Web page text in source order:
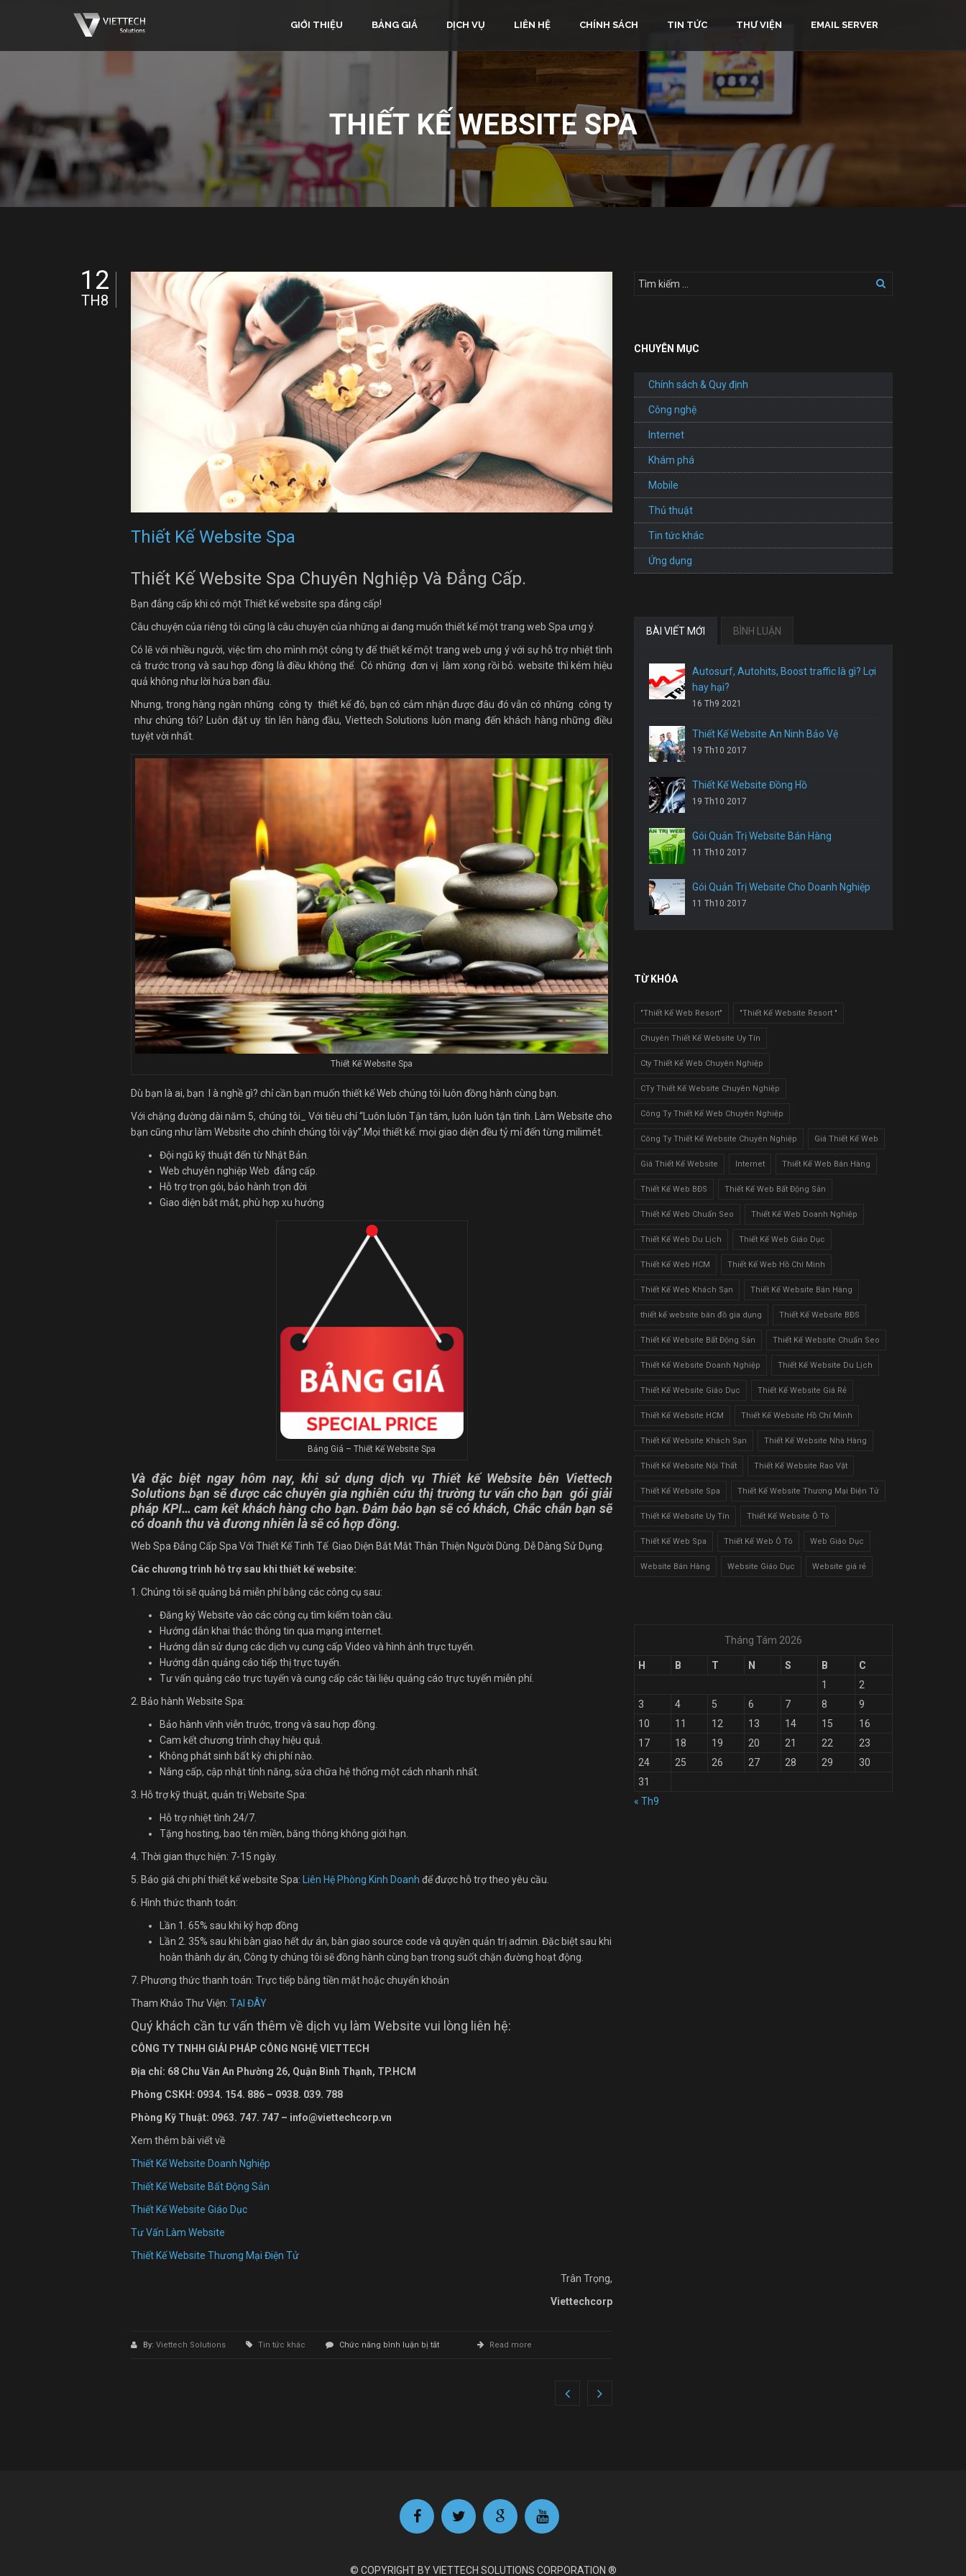
GIỚI THIỆU BẢNG GIÁ DỊCH VỤ LIÊN HỆ CHÍNH SÁCH TIN TỨC THƯ VIỆN EMAIL SERVER
THIẾT KẾ WEBSITE SPA
Thiết Kế Website Spa
12
TH8
Thiết Kế Website Spa Chuyên Nghiệp Và Đẳng Cấp.
Bạn đẳng cấp khi có một Thiết kế website spa đẳng cấp!
Câu chuyện của riêng tôi cũng là câu chuyện của những ai đang muốn thiết kế một trang web Spa ưng ý.
Có lẽ với nhiều người, việc tìm cho mình một công ty để thiết kế một trang web ưng ý với sự hỗ trợ nhiệt tình
cả trước trong và sau hợp đồng là điều không thể. Có những đơn vị làm xong rồi bỏ. website thì kém hiệu
quả không như lời hứa ban đầu.
Nhưng, trong hàng ngàn những công ty thiết kế đó, bạn có cảm nhận được đâu đó vẫn có những công ty
như chúng tôi? Luôn đặt uy tín lên hàng đầu, Viettech Solutions luôn mang đến khách hàng những điều
tuyệt vời nhất.
Thiết Kế Website Spa
Dù bạn là ai, bạn l à nghề gì? chỉ cần bạn muốn thiết kế Web chúng tôi luôn đồng hành cùng bạn.
Với chặng đường dài năm 5, chúng tôi_ Với tiêu chí “Luôn luôn Tận tâm, luôn luôn tận tình. Làm Website cho
bạn cũng như làm Website cho chính chúng tôi vậy”.Mọi thiết kế. mọi giao diện đều tỷ mỉ đến từng milimét.
Đội ngũ kỹ thuật đến từ Nhật Bản.
Web chuyên nghiệp Web đẳng cấp.
Hỗ trợ trọn gói, bảo hành trọn đời
Giao diện bắt mắt, phù hợp xu hướng
Bảng Giá – Thiết Kế Website Spa
Và đặc biệt ngay hôm nay, khi sử dụng dịch vụ Thiết kế Website bên Viettech
Solutions bạn sẽ được các chuyên gia nghiên cứu thị trường tư vấn cho bạn gói giải
pháp KPI… cam kết khách hàng cho bạn. Đảm bảo bạn sẽ có khách, Chắc chắn bạn sẽ
có doanh thu và đương nhiên là sẽ có hợp đồng.
Web Spa Đẳng Cấp Spa Với Thiết Kế Tinh Tế. Giao Diện Bắt Mắt Thân Thiện Người Dùng. Dễ Dàng Sử Dụng.
Các chương trình hỗ trợ sau khi thiết kế website:
1. Chúng tôi sẽ quảng bá miễn phí bằng các công cụ sau:
Đăng ký Website vào các công cụ tìm kiếm toàn cầu.
Hướng dẫn khai thác thông tin qua mạng internet.
Hướng dẫn sử dụng các dịch vụ cung cấp Video và hình ảnh trực tuyến.
Hướng dẫn quảng cáo tiếp thị trực tuyến.
Tư vấn quảng cáo trực tuyến và cung cấp các tài liệu quảng cáo trực tuyến miễn phí.
2. Bảo hành Website Spa:
Bảo hành vĩnh viễn trước, trong và sau hợp đồng.
Cam kết chương trình chạy hiệu quả.
Không phát sinh bất kỳ chi phí nào.
Nâng cấp, cập nhật tính năng, sửa chữa hệ thống một cách nhanh nhất.
3. Hỗ trợ kỹ thuật, quản trị Website Spa:
Hỗ trợ nhiệt tình 24/7.
Tặng hosting, bao tên miền, băng thông không giới hạn.
4. Thời gian thực hiện: 7-15 ngày.
5. Báo giá chi phí thiết kế website Spa:
Liên Hệ Phòng Kinh Doanh để được hỗ trợ theo yêu cầu.
6. Hình thức thanh toán:
Lần 1. 65% sau khi ký hợp đồng
Lần 2. 35% sau khi bàn giao hết dự án, bàn giao source code và quyền quản trị admin. Đặc biệt sau khi
hoàn thành dự án, Công ty chúng tôi sẽ đồng hành cùng bạn trong suốt chặn đường hoạt động.
7. Phương thức thanh toán: Trực tiếp bằng tiền mặt hoặc chuyển khoản
Tham Khảo Thư Viện: TẠI ĐÂY
Quý khách cần tư vấn thêm về dịch vụ làm Website vui lòng liên hệ:
CÔNG TY TNHH GIẢI PHÁP CÔNG NGHỆ VIETTECH
Địa chỉ: 68 Chu Văn An Phường 26, Quận Bình Thạnh, TP.HCM
Phòng CSKH: 0934. 154. 886 – 0938. 039. 788
Phòng Kỹ Thuật: 0963. 747. 747 – info@viettechcorp.vn
Xem thêm bài viết về
Thiết Kế Website Doanh Nghiệp
Thiết Kế Website Bất Động Sản
Thiết Kế Website Giáo Dục
Tư Vấn Làm Website
Thiết Kế Website Thương Mại Điện Tử
Trân Trọng,
Viettechcorp
By: Viettech Solutions Tin tức khác Chức năng bình luận bị tắtở
Read more
CHUYÊN MỤC
Chính sách & Quy định
Công nghệ
Internet
Khám phá
Mobile
Thủ thuật
Tin tức khác
Ứng dụng
BÀI VIẾT MỚI BÌNH LUẬN
Autosurf, Autohits, Boost traffic là gì? Lợi
hay hại?
16 Th9 2021
Thiết Kế Website An Ninh Bảo Vệ
19 Th10 2017
Thiết Kế Website Đồng Hồ
19 Th10 2017
Gói Quản Trị Website Bán Hàng
11 Th10 2017
Gói Quản Trị Website Cho Doanh Nghiệp
11 Th10 2017
TỪ KHÓA
"Thiết Kế Web Resort" "Thiết Kế Website Resort "
Chuyên Thiết Kế Website Uy Tín
Cty Thiết Kế Web Chuyên Nghiệp
CTy Thiết Kế Website Chuyên Nghiệp
Công Ty Thiết Kế Web Chuyên Nghiệp
Công Ty Thiết Kế Website Chuyên Nghiệp Giá Thiết Kế Web
Giá Thiết Kế Website Internet Thiết Kế Web Bán Hàng
Thiết Kế Web BĐS Thiết Kế Web Bất Động Sản
Thiết Kế Web Chuẩn Seo Thiết Kế Web Doanh Nghiệp
Thiết Kế Web Du Lịch Thiết Kế Web Giáo Dục
Thiết Kế Web HCM Thiết Kế Web Hồ Chí Minh
Thiết Kế Web Khách Sạn Thiết Kế Website Bán Hàng
thiết kế website bán đồ gia dụng Thiết Kế Website BĐS
Thiết Kế Website Bất Động Sản Thiết Kế Website Chuẩn Seo
Thiết Kế Website Doanh Nghiệp Thiết Kế Website Du Lịch
Thiết Kế Website Giáo Dục Thiết Kế Website Giá Rẻ
Thiết Kế Website HCM Thiết Kế Website Hồ Chí Minh
Thiết Kế Website Khách Sạn Thiết Kế Website Nhà Hàng
Thiết Kế Website Nội Thất Thiết Kế Website Rao Vặt
Thiết Kế Website Spa Thiết Kế Website Thương Mại Điện Tử
Thiết Kế Website Uy Tín Thiết Kế Website Ô Tô
Thiết Kế Web Spa Thiết Kế Web Ô Tô Web Giáo Dục
Website Bán Hàng Website Giáo Dục Website giá rẻ
Tháng Tám 2026
H B T N S B
C
1
2
3
4 5 6 7 8
9
10
11 12 13 14 15
16
17
18 19 20 21 22
23
24
25 26 27 28 29
30
31
« Th9
© COPYRIGHT BY VIETTECH SOLUTIONS CORPORATION ®